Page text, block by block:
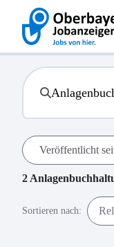
Veröffentlicht
2
Sortieren nach: